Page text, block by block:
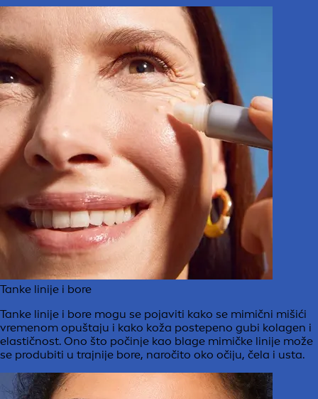
Tanke linije i bore
Tanke linije i bore mogu se pojaviti kako se mimični mišići
vremenom opuštaju i kako koža postepeno gubi kolagen i
elastičnost. Ono što počinje kao blage mimičke linije može
se produbiti u trajnije bore, naročito oko očiju, čela i usta.